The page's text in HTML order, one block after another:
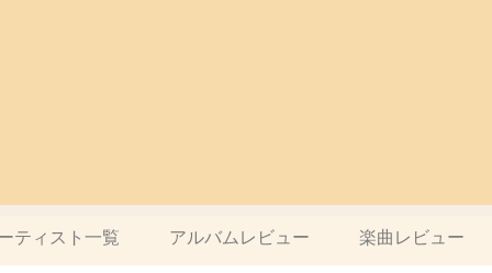
ティスト一覧 アルバムレビュー 楽曲レビュー